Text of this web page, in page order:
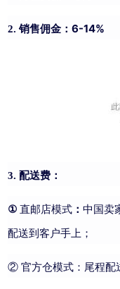
2. 销售佣金 ：6-14%
3. 配送费：
①直邮店模式 ：中国卖
配送到客户手上；
② 官方仓模式：尾程配